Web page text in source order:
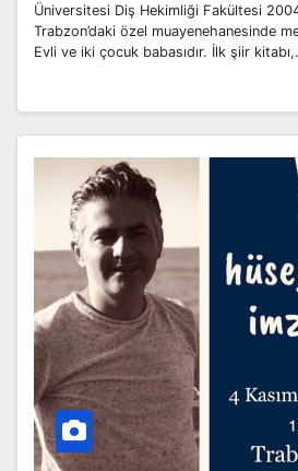
Üniversitesi Diş Hekimliği Fakültesi
Trabzon’daki özel muayenehanesinde
Evli ve iki çocuk babasıdır. İlk şiir